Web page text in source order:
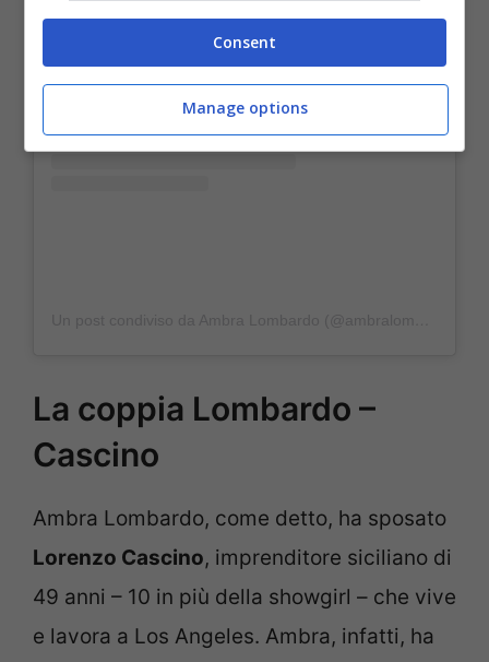
La coppia Lombardo –
Cascino
Ambra Lombardo, come detto, ha sposato
Lorenzo Cascino, imprenditore siciliano di
49 anni – 10 in più della showgirl – che vive
e lavora a Los Angeles. Ambra, infatti, ha
Consent
Manage options